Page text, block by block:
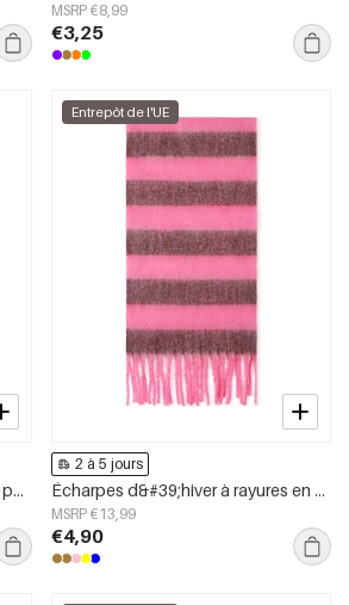
MSRP €8,99
€3,25
Écharpes d&#39;hiver fleuries en polyester décontracté, accessoires du quotidien
Entrepôt de l'UE
2 à 5 jours
Écharpes d&#39;hiver à rayures en polyester décontracté, accessoires du quotidien
MSRP €13,99
€4,90